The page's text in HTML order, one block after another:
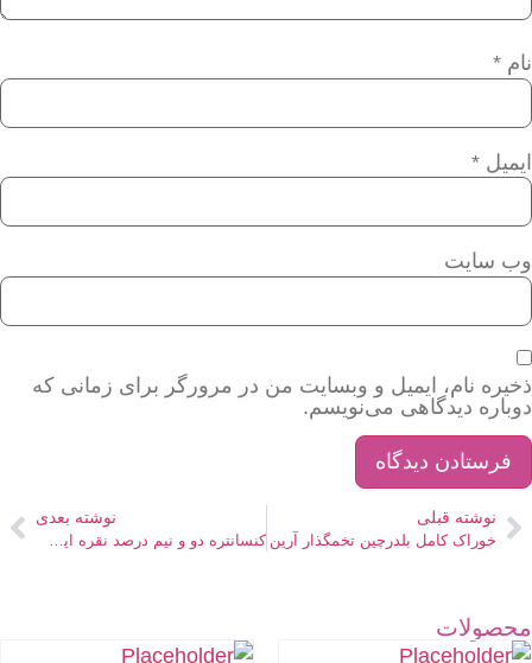
نام *
ایمیل *
وب‌ سایت
ذخیره نام، ایمیل و وبسایت من در مرورگر برای زمانی که
دوباره دیدگاهی می‌نویسم.
نوشته قبلی
خوراک کامل بلدرچین تخمگذار آرین
نوشته بعدی
کنسانتره دو و نیم درصد نقره ایی بلدرچین گوشتی
محصولات